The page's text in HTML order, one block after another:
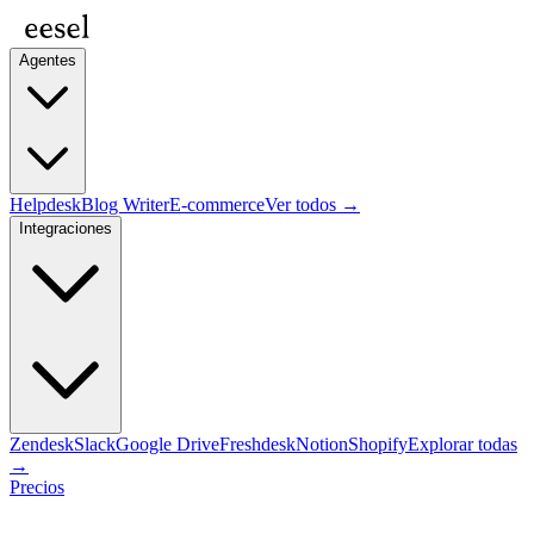
Agentes
HelpdeskBlog WriterE-commerceVer todos →
Integraciones
ZendeskSlackGoogle DriveFreshdeskNotionShopifyExplorar todas
→
Precios